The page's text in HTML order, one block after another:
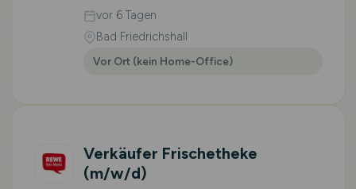
vor 6 Tagen
Bad Friedrichshall
Vor Ort (kein Home-Office)
Verkäufer Frischetheke
(m/w/d)